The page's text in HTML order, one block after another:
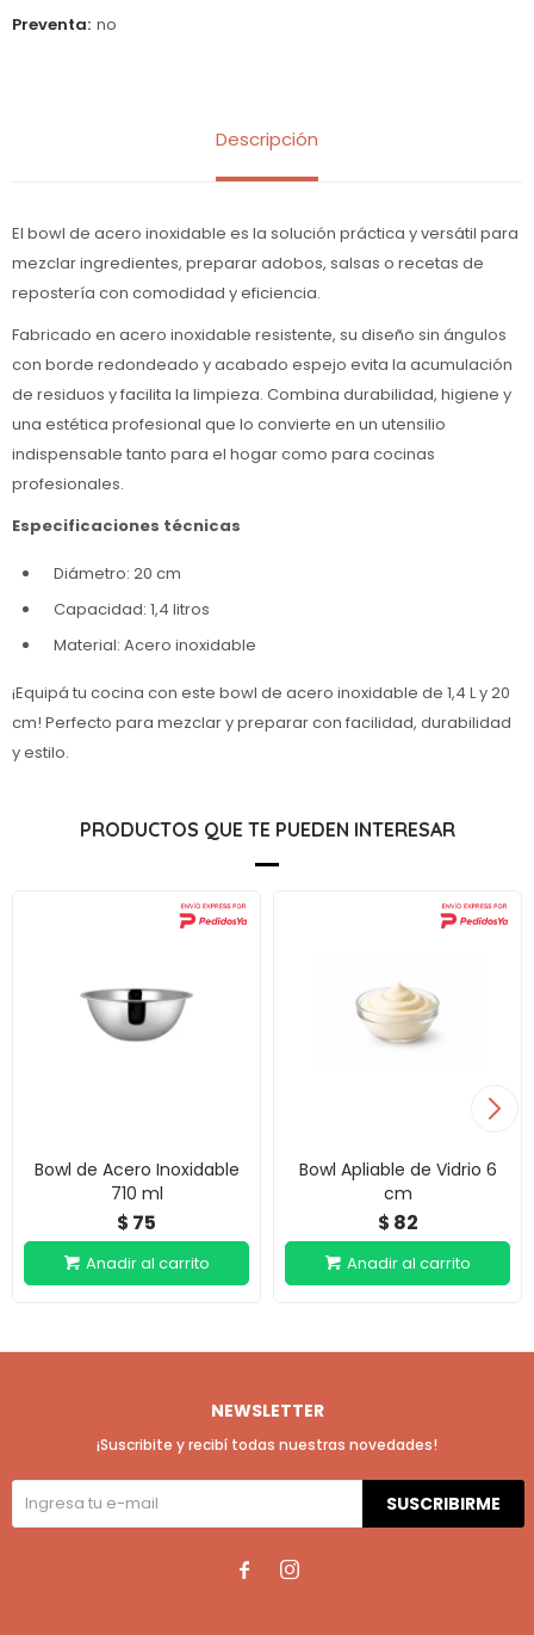
Preventa no
Descripción
El bowl de acero inoxidable es la solución práctica y versátil para
mezclar ingredientes, preparar adobos, salsas o recetas de
repostería con comodidad y eficiencia.
Fabricado en acero inoxidable resistente, su diseño sin ángulos
con borde redondeado y acabado espejo evita la acumulación
de residuos y facilita la limpieza. Combina durabilidad, higiene y
una estética profesional que lo convierte en un utensilio
indispensable tanto para el hogar como para cocinas
profesionales.
Especificaciones técnicas
Diámetro: 20 cm
Capacidad: 1,4 litros
Material: Acero inoxidable
¡Equipá tu cocina con este bowl de acero inoxidable de 1,4 L y 20
cm! Perfecto para mezclar y preparar con facilidad, durabilidad
y estilo.
PRODUCTOS QUE TE PUEDEN INTERESAR
Bowl de Acero Inoxidable
710 ml
$ 75
Bowl Apliable de Vidrio 6
cm
$ 82
NEWSLETTER
¡Suscribite y recibí todas nuestras novedades!
SUSCRIBIRME
 